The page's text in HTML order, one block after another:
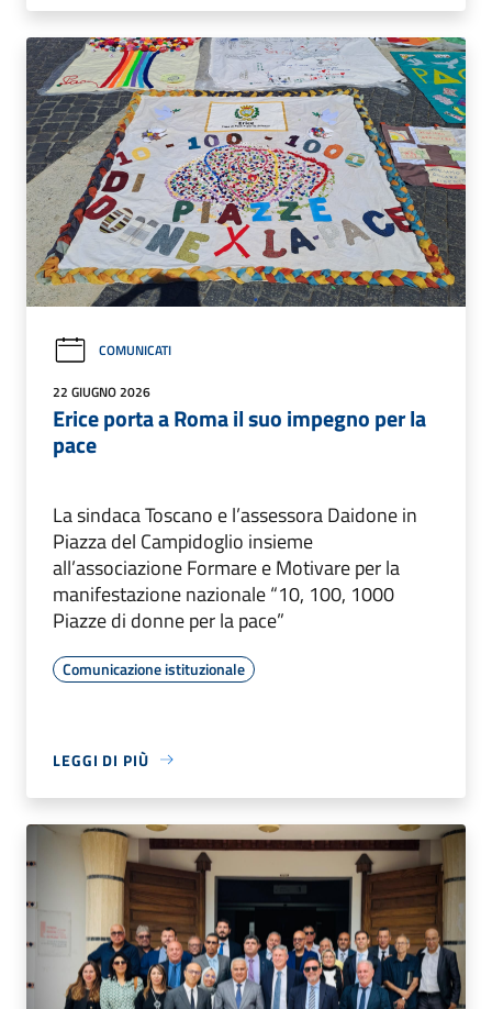
COMUNICATI
22 GIUGNO 2026
Erice porta a Roma il suo impegno per la
pace
La sindaca Toscano e l’assessora Daidone in
Piazza del Campidoglio insieme
all’associazione Formare e Motivare per la
manifestazione nazionale “10, 100, 1000
Piazze di donne per la pace”
Comunicazione istituzionale
LEGGI DI PIÙ